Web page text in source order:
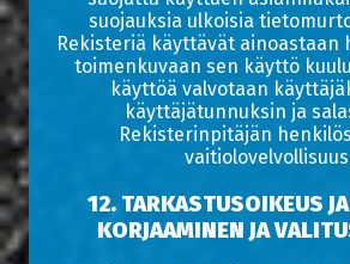
suojauksia ulkoisia
Rekisteriä käyttävät ainoastaan
toimenkuvaan sen käyttö
käyttöä valvotaan
käyttäjätunnuksin ja
Rekisterinpitäjän
12. TARKASTUSOIKEUS
KORJAAMINEN JA